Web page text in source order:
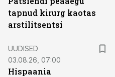
tapnud kirurg kaotas
arstilitsentsi
UUDISED
03.08.26, 07:00
Hispaania